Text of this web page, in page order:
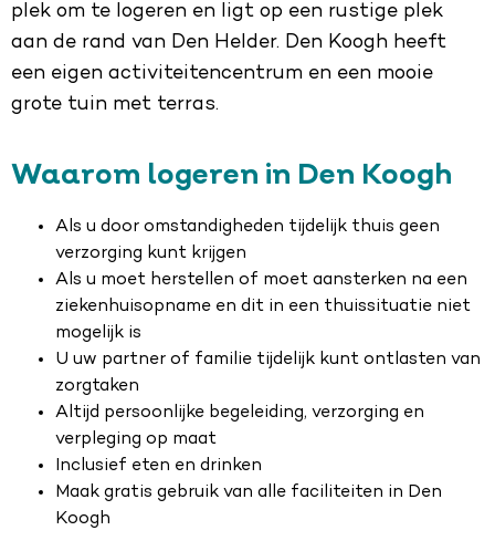
plek om te logeren en ligt op een rustige plek
aan de rand van Den Helder. Den Koogh heeft
een eigen activiteitencentrum en een mooie
grote tuin met terras.
Waarom logeren in Den Koogh
Als u door omstandigheden tijdelijk thuis geen
verzorging kunt krijgen
Als u moet herstellen of moet aansterken na een
ziekenhuisopname en dit in een thuissituatie niet
mogelijk is
U uw partner of familie tijdelijk kunt ontlasten van
zorgtaken
Altijd persoonlijke begeleiding, verzorging en
verpleging op maat
Inclusief eten en drinken
Maak gratis gebruik van alle faciliteiten in Den
Koogh